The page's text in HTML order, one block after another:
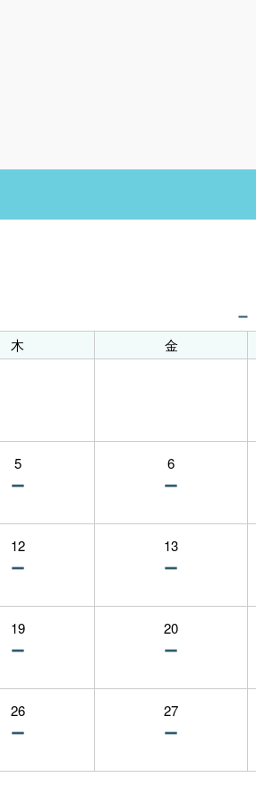
木 金
5 6
12 13
19 20
26 27